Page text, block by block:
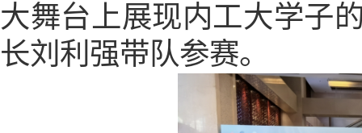
大舞台上展现内工大学子
长刘利强带队参赛。